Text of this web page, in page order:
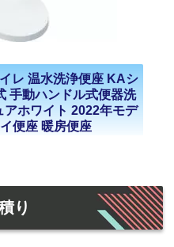
レ 温水洗浄便座 KAシ
手動ハンドル式便器洗
アホワイト 2022年モデ
便座 暖房便座
り